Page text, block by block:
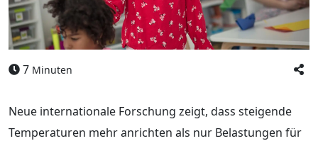
7 Minuten
Neue internationale Forschung zeigt, dass steigende
Temperaturen mehr anrichten als nur Belastungen für